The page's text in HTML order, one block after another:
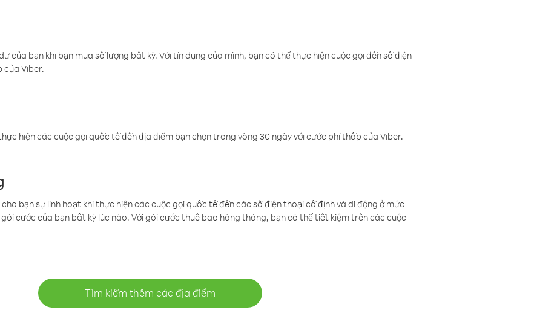
của bạn khi bạn mua số lượng bất kỳ. Với tín dụng của mình, bạn có thể thực hiện cuộc gọi đến số điện
của Viber.
hiện các cuộc gọi quốc tế đến địa điểm bạn chọn trong vòng 30 ngày với cước phí thấp của Viber.
bạn sự linh hoạt khi thực hiện các cuộc gọi quốc tế đến các số điện thoại cố định và di động ở mức
cước của bạn bất kỳ lúc nào. Với gói cước thuê bao hàng tháng, bạn có thể tiết kiệm trên các cuộc
Tìm kiếm thêm các địa điểm